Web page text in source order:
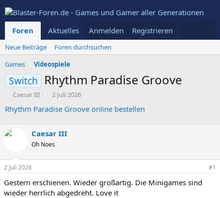
Foren Aktuelles Mitglieder
Anmelden Registrieren
Neue Beiträge
Foren durchsuchen
Games
Videospiele
Switch Rhythm Paradise Groove
E
s
e
r
Caesar III
E
s
l
l
m
2 Juli 2026
Rhythm Paradise Groove online bestellen
Caesar III
Oh Noes
2 Juli 2026 #1
Gestern erschienen. Wieder großartig. Die Minigames sind
wieder herrlich abgedreht. Love it